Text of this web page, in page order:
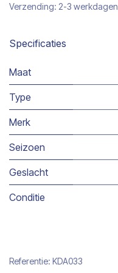
Verzending: 2-3 werkdagen
Specificaties
Maat
Type
Merk
Seizoen
Geslacht
Conditie
Referentie: KDA033